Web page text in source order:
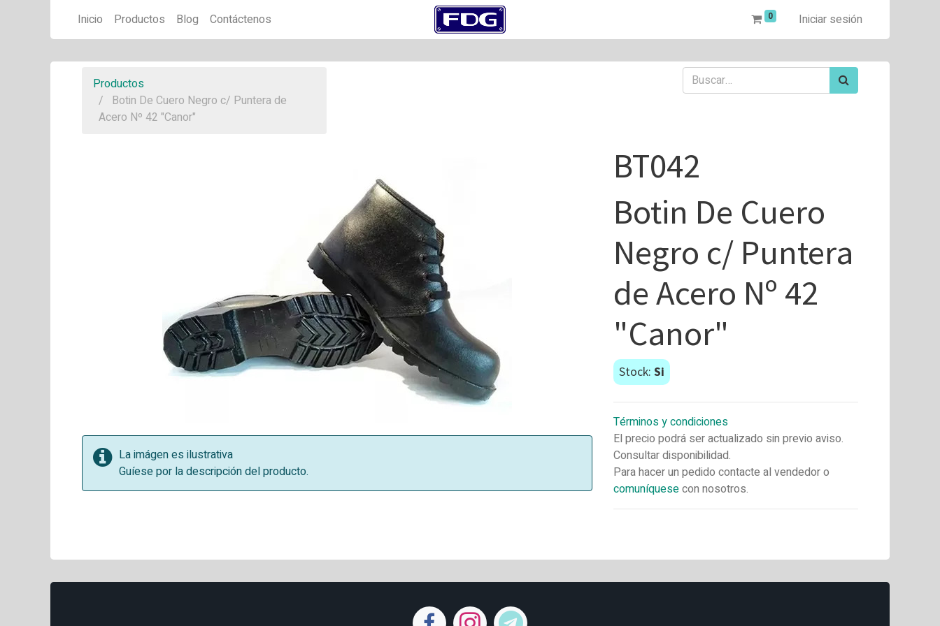
Inicio Productos Blog Contáctenos 0 Iniciar sesión
Productos
Botin De Cuero Negro c/ Puntera de
Acero Nº 42 "Canor"
La imágen es ilustrativa
Guíese por la descripción del producto.
BT042
Botin De Cuero
Negro c/ Puntera
de Acero Nº 42
"Canor"
Stock: Si
Términos y condiciones
El precio podrá ser actualizado sin previo aviso.
Consultar disponibilidad.
Para hacer un pedido contacte al vendedor o
comuníquesecon nosotros.